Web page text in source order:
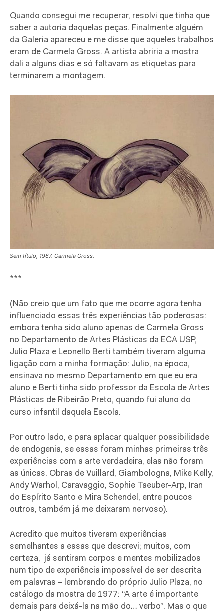
Quando consegui me recuperar, resolvi que tinha que
saber a autoria daquelas peças. Finalmente alguém
da Galeria apareceu e me disse que aqueles trabalhos
eram de Carmela Gross. A artista abriria a mostra
dali a alguns dias e só faltavam as etiquetas para
terminarem a montagem.
Sem título, 1987. Carmela Gross.
***
(Não creio que um fato que me ocorre agora tenha
influenciado essas três experiências tão poderosas:
embora tenha sido aluno apenas de Carmela Gross
no Departamento de Artes Plásticas da ECA USP,
Julio Plaza e Leonello Berti também tiveram alguma
ligação com a minha formação: Julio, na época,
ensinava no mesmo Departamento em que eu era
aluno e Berti tinha sido professor da Escola de Artes
Plásticas de Ribeirão Preto, quando fui aluno do
curso infantil daquela Escola.
Por outro lado, e para aplacar qualquer possibilidade
de endogenia, se essas foram minhas primeiras três
experiências com a arte verdadeira, elas não foram
as únicas. Obras de Vuillard, Giambologna, Mike Kelly,
Andy Warhol, Caravaggio, Sophie Taeuber-Arp, Iran
do Espírito Santo e Mira Schendel, entre poucos
outros, também já me deixaram nervoso).
Acredito que muitos tiveram experiências
semelhantes a essas que descrevi; muitos, com
certeza, já sentiram corpos e mentes mobilizados
num tipo de experiência impossível de ser descrita
em palavras – lembrando do próprio Julio Plaza, no
catálogo da mostra de 1977: “A arte é importante
demais para deixá-la na mão do… verbo”. Mas o que